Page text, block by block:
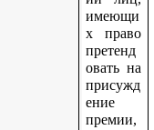
имеющи
х право
претенд
овать на
присужд
ение
премии,